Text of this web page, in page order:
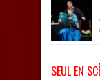
SEUL EN